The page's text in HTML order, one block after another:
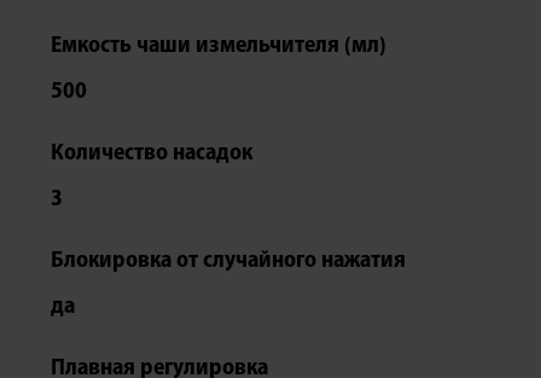
Емкость чаши измельчителя (мл)
500
Количество насадок
3
Блокировка от случайного нажатия
да
Плавная регулировка